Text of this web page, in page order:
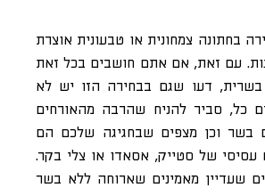
בחתונה צמחונית או טבעונית אוצרת
עם זאת, אם אתם חושבים בכל זאת
דעו שגם בבחירה הזו יש לא
כל, סביר להניח שהרבה מהאורחים
בשר וכן מצפים שבחגיגה שלכם הם
עסיסי של סטייק, אסאדו או צלי בקר.
שעדיין מאמינים שארוחה ללא בשר